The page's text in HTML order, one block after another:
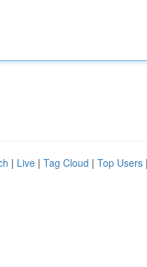
| Live | Tag Cloud | Top Users